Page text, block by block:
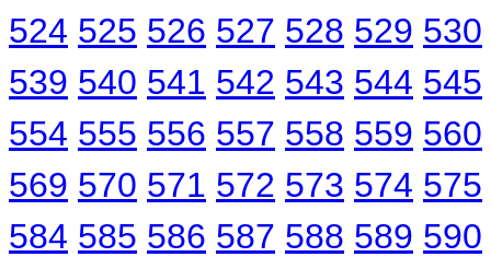
524 525 526 527 528 529 530
539 540 541 542 543 544 545
554 555 556 557 558 559 560
569 570 571 572 573 574 575
584 585 586 587 588 589 590